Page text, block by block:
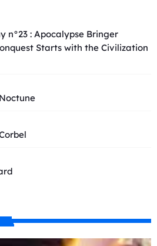
n°23 : Apocalypse Bringer
Starts with the Civilization